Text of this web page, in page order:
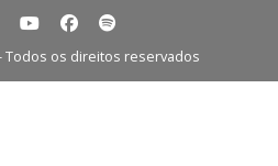
Todos os direitos reservados